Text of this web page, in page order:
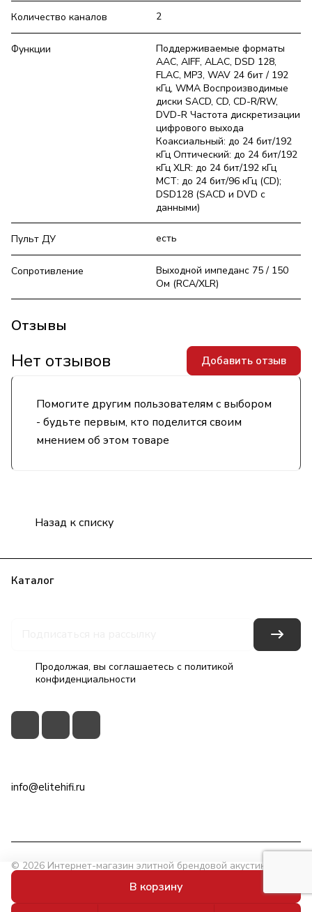
В корзину
Количество каналов 2
Функции
Поддерживаемые форматы
AAC, AIFF, ALAC, DSD 128,
FLAC, MP3, WAV 24 бит / 192
кГц, WMA Воспроизводимые
диски SACD, CD, CD-R/RW,
DVD-R Частота дискретизации
цифрового выхода
Коаксиальный: до 24 бит/192
кГц Оптический: до 24 бит/192
кГц XLR: до 24 бит/192 кГц
MCT: до 24 бит/96 кГц (CD);
DSD128 (SACD и DVD с
данными)
Пульт ДУ есть
Сопротивление
Выходной импеданс 75 / 150
Ом (RCA/XLR)
Отзывы
Помогите другим пользователям с выбором
- будьте первым, кто поделится своим
мнением об этом товаре
Нет отзывов Добавить отзыв
Назад к списку
Каталог
Продолжая, вы соглашаетесь с политикой
конфиденциальности
info@elitehifi.ru
© 2026 Интернет-магазин элитной брендовой акустики
Конфиденциальность